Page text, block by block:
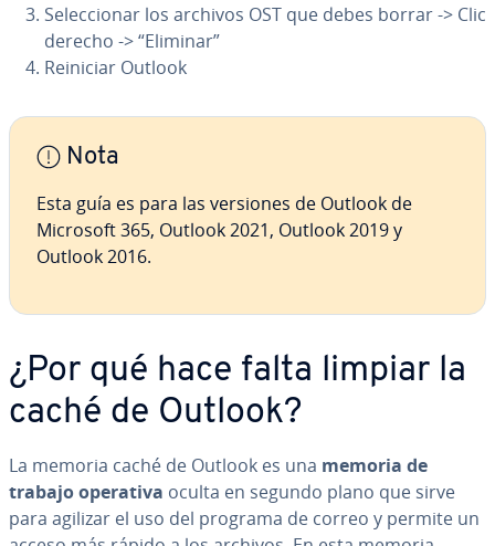
Se­le­c­cio­nar los archivos OST que debes borrar -> Clic
derecho -> “Eliminar”
Reiniciar Outlook
Nota
Esta guía es para las versiones de Outlook de
Microsoft 365, Outlook 2021, Outlook 2019 y
Outlook 2016.
¿Por qué hace falta limpiar la
caché de Outlook?
La memoria caché de Outlook es una memoria de
trabajo operativa oculta en segundo plano que sirve
para agilizar el uso del programa de correo y permite un